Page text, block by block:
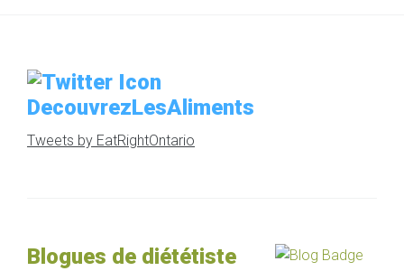
DecouvrezLesAliments
Tweets by EatRightOntario
Blogues de diététiste